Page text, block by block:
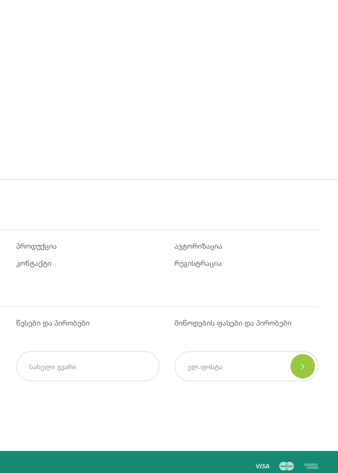
პროდუქცია
კონტაქტი
ავტორიზაცია
რეგისტრაცია
წესები და პირობები მიწოდების ფასები და პირობები